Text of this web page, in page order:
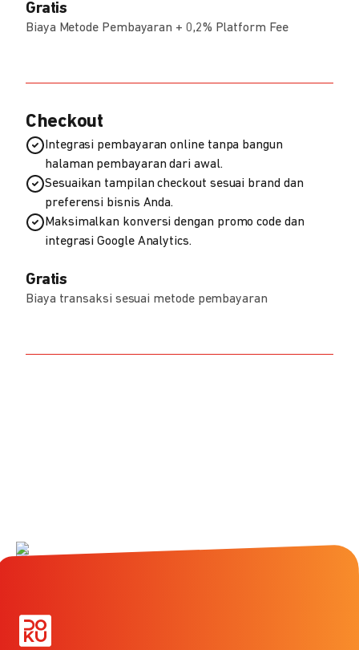
Gratis
Biaya Metode Pembayaran + 0,2% Platform Fee
Checkout
Integrasi pembayaran online tanpa bangun
halaman pembayaran dari awal.
Sesuaikan tampilan checkout sesuai brand dan
preferensi bisnis Anda.
Maksimalkan konversi dengan promo code dan
integrasi Google Analytics.
Gratis
Biaya transaksi sesuai metode pembayaran